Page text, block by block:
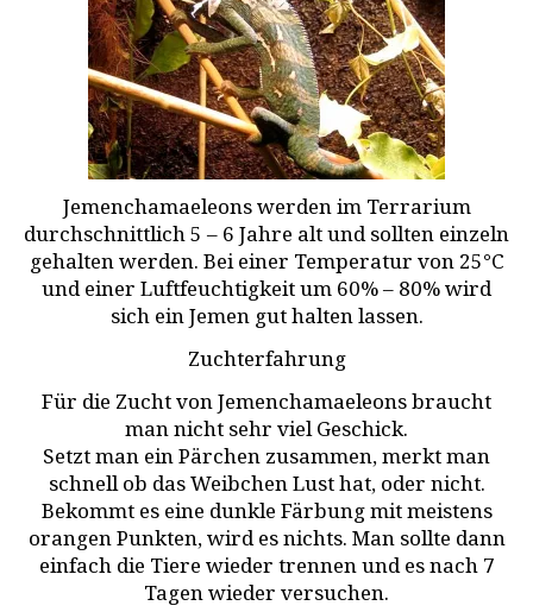
Jemenchamaeleons werden im Terrarium
durchschnittlich 5 – 6 Jahre alt und sollten einzeln
gehalten werden. Bei einer Temperatur von 25°C
und einer Luftfeuchtigkeit um 60% – 80% wird
sich ein Jemen gut halten lassen.
Zuchterfahrung
Für die Zucht von Jemenchamaeleons braucht
man nicht sehr viel Geschick.
Setzt man ein Pärchen zusammen, merkt man
schnell ob das Weibchen Lust hat, oder nicht.
Bekommt es eine dunkle Färbung mit meistens
orangen Punkten, wird es nichts. Man sollte dann
einfach die Tiere wieder trennen und es nach 7
Tagen wieder versuchen.